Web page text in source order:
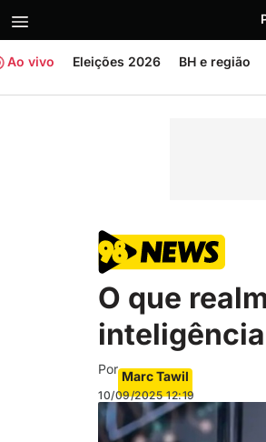
Ao vivo Eleições 2026 BH e região
O que
Por Marc Tawil
10/09/2025 12:19